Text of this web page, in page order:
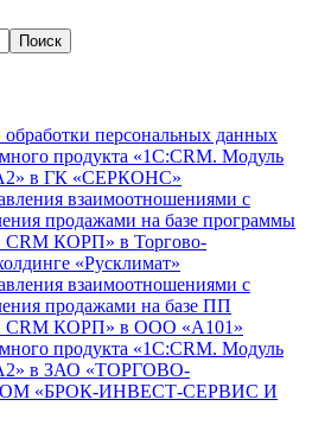
Поиск
персональных данных
продукта «1С:CRM. Модуль
в ГК «СЕРКОНС»
взаимоотношениями с
продажами на базе программы
CRM КОРП» в Торгово-
«Русклимат»
взаимоотношениями с
продажами на базе ПП
CRM КОРП» в ООО «А101»
продукта «1С:CRM. Модуль
в ЗАО «ТОРГОВО-
«БРОК-ИНВЕСТ-СЕРВИС И